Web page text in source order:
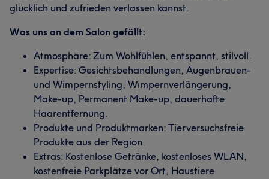
glücklich und zufrieden verlassen kannst.
Was uns an dem Salon gefällt:
Atmosphäre: Zum Wohlfühlen, entspannt, stilvoll.
Expertise: Gesichtsbehandlungen, Augenbrauen-
und Wimpernstyling, Wimpernverlängerung,
Make-up, Permanent Make-up, dauerhafte
Haarentfernung.
Produkte und Produktmarken: Tierversuchsfreie
Produkte aus der Region.
Extras: Kostenlose Getränke, kostenloses WLAN,
kostenfreie Parkplätze vor Ort, Haustiere